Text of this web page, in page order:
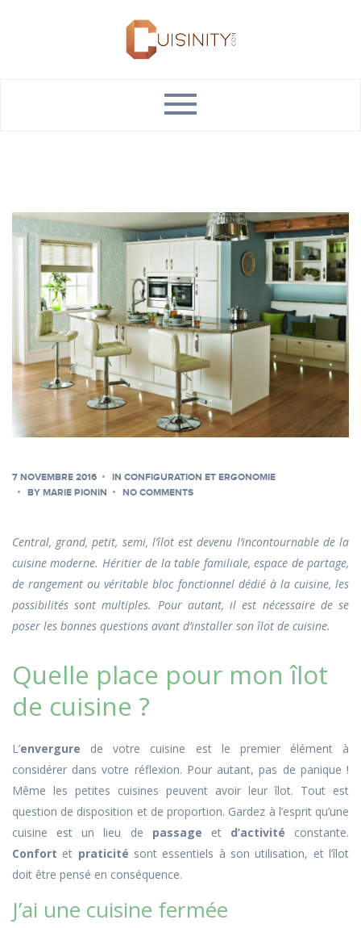
7 NOVEMBRE 2016 IN CONFIGURATION ET ERGONOMIE
BY MARIE PIONIN NO COMMENTS
Central, grand, petit, semi, l’îlot est devenu l’incontournable de la
cuisine moderne. Héritier de la table familiale, espace de partage,
de rangement ou véritable bloc fonctionnel dédié à la cuisine, les
possibilités sont multiples. Pour autant, il est nécessaire de se
poser les bonnes questions avant d’installer son îlot de cuisine.
Quelle place pour mon îlot
de cuisine ?
L’envergure de votre cuisine est le premier élément à
considérer dans votre réflexion. Pour autant, pas de panique !
Même les petites cuisines peuvent avoir leur îlot. Tout est
question de disposition et de proportion. Gardez à l’esprit qu’une
cuisine est un lieu de passage et d’activité constante.
Confort et praticité sont essentiels à son utilisation, et l’îlot
doit être pensé en conséquence.
J’ai une cuisine fermée